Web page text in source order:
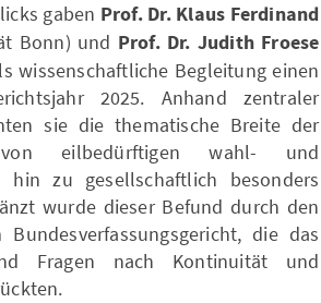
gaben Prof. Dr. Klaus Ferdinand
Bonn) und Prof. Dr. Judith Froese
wissenschaftliche Begleitung einen
2025. Anhand zentraler
sie die thematische Breite der
eilbedürftigen wahl- und
hin zu gesellschaftlich besonders
wurde dieser Befund durch den
die das
Fragen nach Kontinuität und